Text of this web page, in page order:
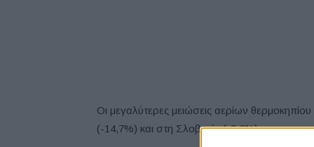
Οι μεγαλύτερες μειώσεις αερίων
(-14,7%) και στη Σλοβενία (-9,6%).